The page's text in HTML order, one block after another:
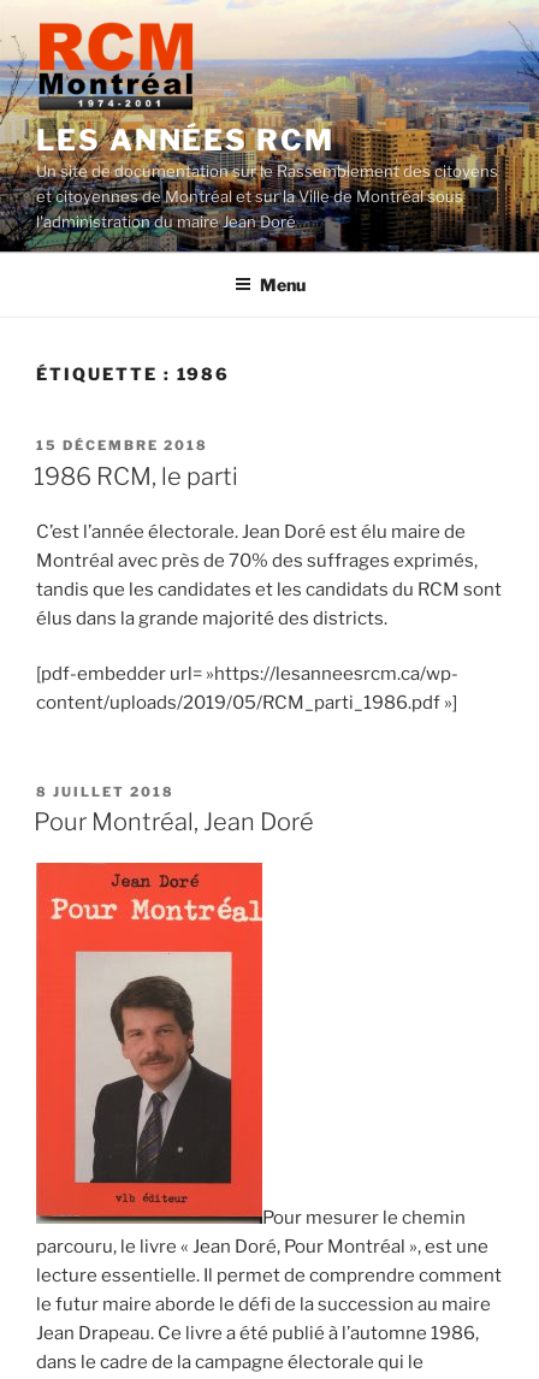
au
contenu
LES ANNÉES RCM
Un site de documentation sur le Rassemblement des citoyens
et citoyennes de Montréal et sur la Ville de Montréal sous
l'administration du maire Jean Doré
Menu
ÉTIQUETTE : 1986
PUBLIÉ
LE
15 DÉCEMBRE 2018
1986 RCM, le parti
C’est l’année électorale. Jean Doré est élu maire de
Montréal avec près de 70% des suffrages exprimés,
tandis que les candidates et les candidats du RCM sont
élus dans la grande majorité des districts.
[pdf-embedder url= »https://lesanneesrcm.ca/wp-
content/uploads/2019/05/RCM_parti_1986.pdf »]
PUBLIÉ
LE
8 JUILLET 2018
Pour Montréal, Jean Doré
Pour mesurer le chemin
parcouru, le livre « Jean Doré, Pour Montréal », est une
lecture essentielle. Il permet de comprendre comment
le futur maire aborde le défi de la succession au maire
Jean Drapeau. Ce livre a été publié à l’automne 1986,
dans le cadre de la campagne électorale qui le